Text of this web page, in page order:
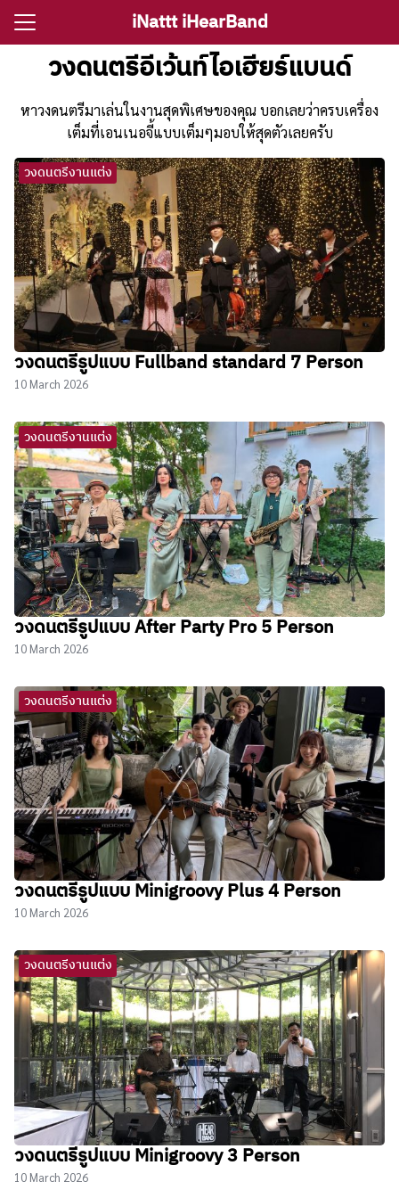
Skip
iNattt iHearBand
รีงานแต่ง
งานเลี้ยง
จราคาวงดนตรี
ไอนัท The Voice
iNattt
Searchวงดนตรีอีเว้นท์ไอเฮียร์แบนด์
หาวงดนตรีมาเล่นในงานสุดพิเศษของคุณ บอกเลยว่าครบเครื่อง
เต็มที่เอนเนอจี้แบบเต็มๆมอบให้สุดตัวเลยครับ
วงดนตรีงานแต่ง
วงดนตรีรูปแบบ Fullband standard 7 Person
10 March 2026
วงดนตรีงานแต่ง
วงดนตรีรูปแบบ After Party Pro 5 Person
10 March 2026
วงดนตรีงานแต่ง
วงดนตรีรูปแบบ Minigroovy Plus 4 Person
10 March 2026
วงดนตรีงานแต่ง
วงดนตรีรูปแบบ Minigroovy 3 Person
10 March 2026